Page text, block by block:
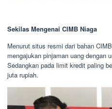
Sekilas Mengenai CIMB Niaga
Menurut situs resmi dari bahan
mengajukan pinjaman uang dengan
Sedangkan pada limit kredit paling
juta rupiah.